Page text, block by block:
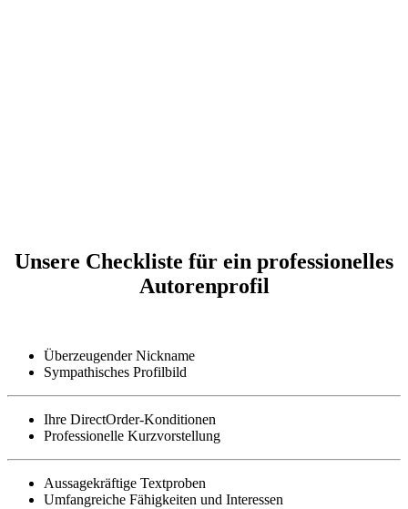
Unsere Checkliste für ein professionelles
Autorenprofil
Überzeugender Nickname
Sympathisches Profilbild
Ihre DirectOrder-Konditionen
Professionelle Kurzvorstellung
Aussagekräftige Textproben
Umfangreiche Fähigkeiten und Interessen